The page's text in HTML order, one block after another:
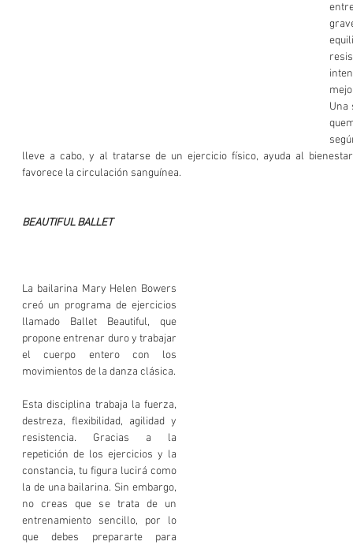
Una
lleve a cabo, y al tratarse de un ejercicio físico, ayuda al
favorece la circulación sanguínea.
BEAUTIFUL BALLET
La bailarina Mary Helen Bowers
creó un programa de ejercicios
llamado Ballet Beautiful, que
propone entrenar duro y trabajar
el cuerpo entero con los
Esta disciplina trabaja la fuerza,
destreza, flexibilidad, agilidad y
resistencia. Gracias a la
repetición de los ejercicios y la
constancia, tu figura lucirá como
la de una bailarina. Sin embargo,
no creas que se trata de un
entrenamiento sencillo, por lo
que debes prepararte para